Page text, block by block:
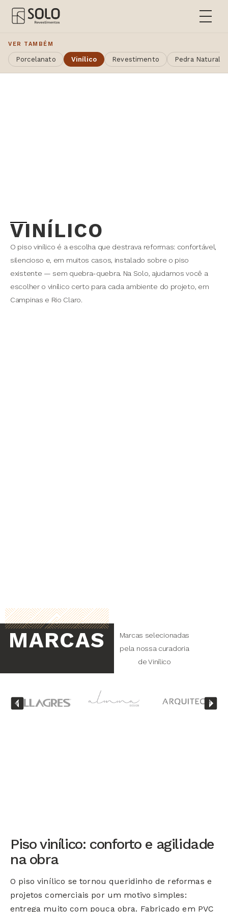
VER TAMBÉM
Porcelanato Vinílico Revestimento Pedra Natural
VINÍLICO
O piso vinílico é a escolha que destrava reformas: confortável,
silencioso e, em muitos casos, instalado sobre o piso
existente — sem quebra-quebra. Na Solo, ajudamos você a
escolher o vinílico certo para cada ambiente do projeto, em
Campinas e Rio Claro.
MARCAS
Marcas selecionadas
pela nossa curadoria
de Vinílico
Piso vinílico: conforto e agilidade
na obra
O piso vinílico se tornou queridinho de reformas e
projetos comerciais por um motivo simples:
entrega muito com pouca obra. Fabricado em PVC